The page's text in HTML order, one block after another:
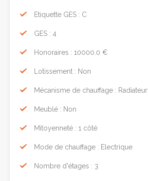
Etiquette GES : C
GES : 4
Honoraires : 10000.0 €
Lotissement : Non
Mécanisme de chauffage : Radiateur
Meublé : Non
Mitoyenneté : 1 côté
Mode de chauffage : Electrique
Nombre d'étages : 3